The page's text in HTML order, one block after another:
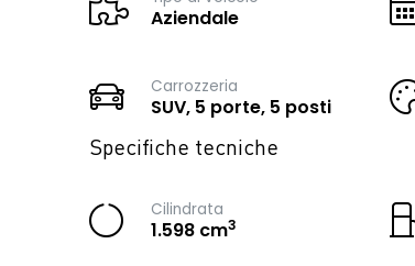
Aziendale
Carrozzeria
SUV, 5 porte, 5 posti
Specifiche tecniche
Cilindrata
1.598 cm3